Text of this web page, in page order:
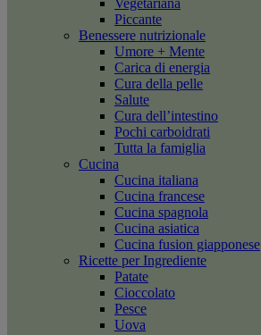
Vegetariana
Piccante
Benessere nutrizionale
Umore + Mente
Carica di energia
Cura della pelle
Salute
Cura dell’intestino
Pochi carboidrati
Tutta la famiglia
Cucina
Cucina italiana
Cucina francese
Cucina spagnola
Cucina asiatica
Cucina fusion giapponese
Ricette per Ingrediente
Patate
Cioccolato
Pesce
Uova